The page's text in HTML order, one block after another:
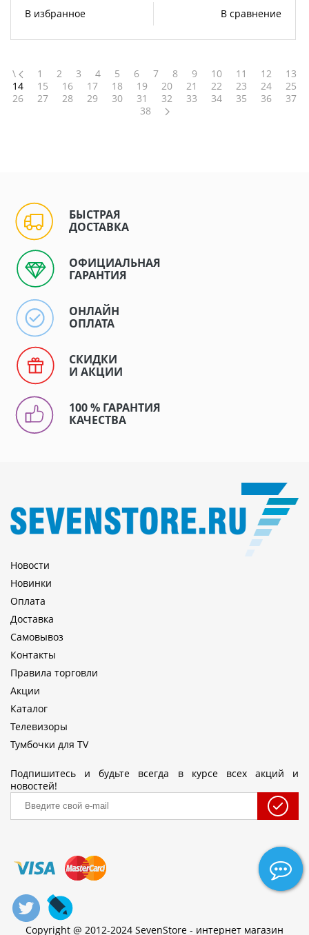
В избранное В сравнение
\ 1 2 3 4 5 6 7 8 9 10 11 12
13
14
15 16 17 18 19 20 21 22 23 24
25
26
27 28 29 30 31 32 33 34 35 36
37
38
БЫСТРАЯ
ДОСТАВКА
ОФИЦИАЛЬНАЯ
ГАРАНТИЯ
ОНЛАЙН
ОПЛАТА
СКИДКИ
И АКЦИИ
100 % ГАРАНТИЯ
КАЧЕСТВА
Новости
Новинки
Оплата
Доставка
Самовывоз
Контакты
Правила торговли
Акции
Каталог
Телевизоры
Тумбочки для TV
Подпишитесь и будьте всегда в курсе всех акций и
новостей!
Copyright @ 2012-2024 SevenStore - интернет магазин